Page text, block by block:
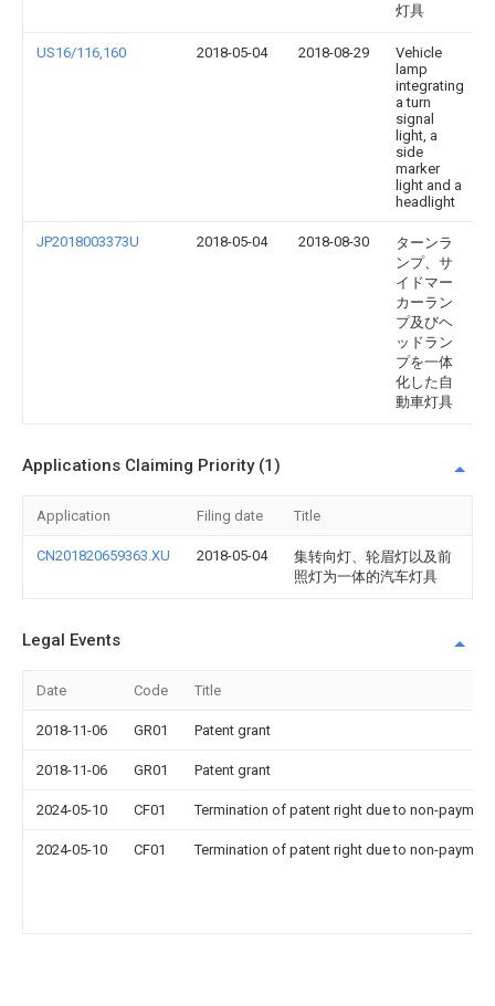
灯具
US16/116,160 2018-05-04 2018-08-29
Vehicle
lamp
integrating
a turn
signal
light, a
side
marker
light and a
headlight
JP2018003373U 2018-05-04 2018-08-30
ターンラ
ンプ、サ
イドマー
カーラン
プ及びヘ
ッドラン
プを一体
化した自
動車灯具
Applications Claiming Priority (1)
Application Filing date Title
CN201820659363.XU 2018-05-04
集转向灯、轮眉灯以及前
照灯为一体的汽车灯具
Legal Events
Date Code Title
2018-11-06 GR01 Patent grant
2018-11-06 GR01 Patent grant
2024-05-10 CF01 Termination of patent right due to non-
2024-05-10 CF01 Termination of patent right due to non-